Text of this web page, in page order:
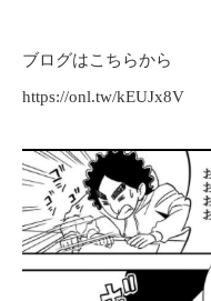
ブログはこちらから
https://onl.tw/kEUJx8V